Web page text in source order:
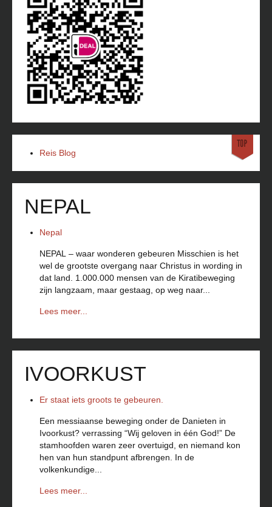
Reis Blog
NEPAL
Nepal
NEPAL – waar wonderen gebeuren Misschien is het
wel de grootste overgang naar Christus in wording in
dat land. 1.000.000 mensen van de Kiratibeweging
zijn langzaam, maar gestaag, op weg naar...
Lees meer...
IVOORKUST
Er staat iets groots te gebeuren.
Een messiaanse beweging onder de Danieten in
Ivoorkust? verrassing “Wij geloven in één God!” De
stamhoofden waren zeer overtuigd, en niemand kon
hen van hun standpunt afbrengen. In de
volkenkundige...
Lees meer...